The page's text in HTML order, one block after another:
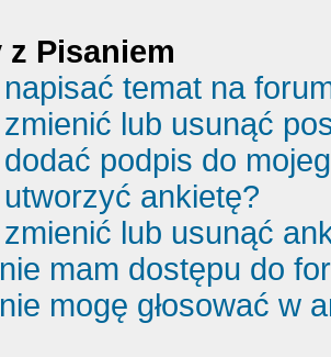
z Pisaniem
temat na
lub usunąć
podpis do
ankietę?
lub usunąć
mam dostępu do
mogę głosować w